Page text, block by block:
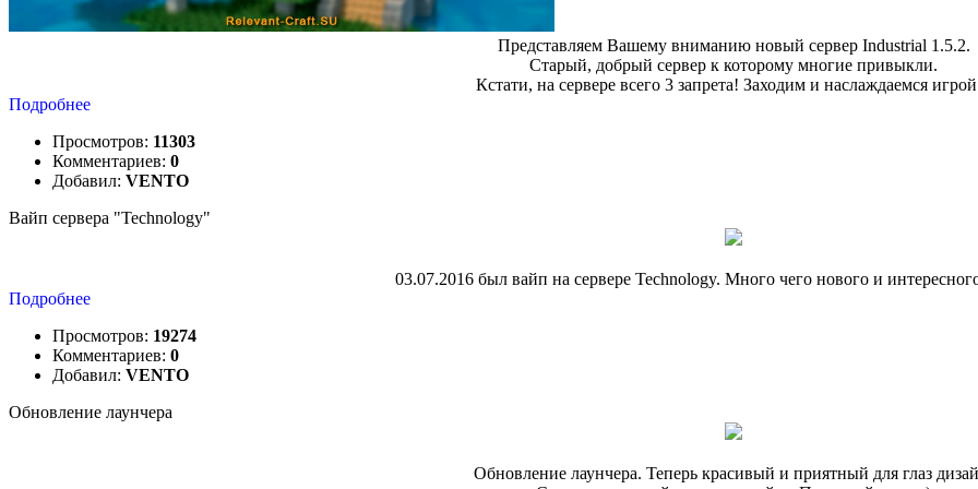
Представляем Вашему вниманию новый сервер Industrial 1.5.2.
Старый, добрый сервер к которому многие привыкли.
Кстати, на сервере всего 3 запрета! Заходим и наслаждаемся
Подробнее
Просмотров: 11303
Комментариев: 0
Добавил: VENTO
Вайп сервера "Technology"
03.07.2016 был вайп на сервере Technology. Много чего нового и
Подробнее
Просмотров: 19274
Комментариев: 0
Добавил: VENTO
Обновление лаунчера
Обновление лаунчера. Теперь красивый и приятный для глаз